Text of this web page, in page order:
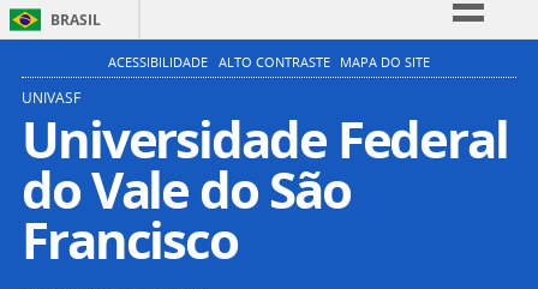
BRASIL
Simplifique!
Participe
Acesso à informação
Legislação
ACESSIBILIDADE ALTO CONTRASTE MAPA DO SITE
UNIVASF
Universidade Federal
do Vale do São
Francisco